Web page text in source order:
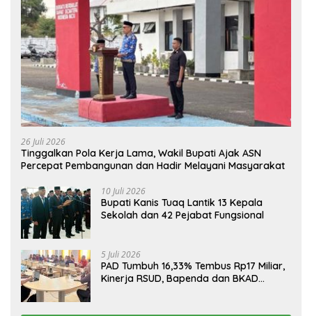
26 Juli 2026
Tinggalkan Pola Kerja Lama, Wakil Bupati Ajak ASN
Percepat Pembangunan dan Hadir Melayani Masyarakat
10 Juli 2026
Bupati Kanis Tuaq Lantik 13 Kepala
Sekolah dan 42 Pejabat Fungsional
5 Juli 2026
PAD Tumbuh 16,33% Tembus Rp17 Miliar,
Kinerja RSUD, Bapenda dan BKAD